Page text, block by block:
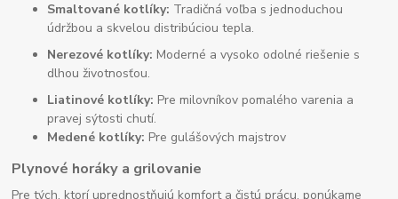
Smaltované kotlíky: Tradičná voľba s jednoduchou
údržbou a skvelou distribúciou tepla.
Nerezové kotlíky: Moderné a vysoko odolné riešenie s
dlhou životnosťou.
Liatinové kotlíky: Pre milovníkov pomalého varenia a
pravej sýtosti chutí.
Medené kotlíky: Pre gulášových majstrov
Plynové horáky a grilovanie
Pre tých, ktorí uprednostňujú komfort a čistú prácu, ponúkame